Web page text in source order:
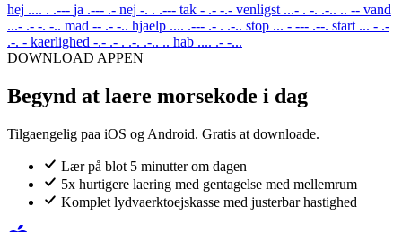
hej .... . .--- ja .--- .- nej -. . .--- tak - .- -.- venligst ...- . -. .-.. .. -- vand
...- .- -. -.. mad -- .- -.. hjaelp .... .--- .- . .-.. stop ... - --- .--. start ... - .-
.-. - kaerlighed -.- .- . .-. .-.. .. hab .... .- -...
DOWNLOAD APPEN
Begynd at laere morsekode i dag
Tilgaengelig paa iOS og Android. Gratis at downloade.
Lær på blot 5 minutter om dagen
5x hurtigere laering med gentagelse med mellemrum
Komplet lydvaerktoejskasse med justerbar hastighed